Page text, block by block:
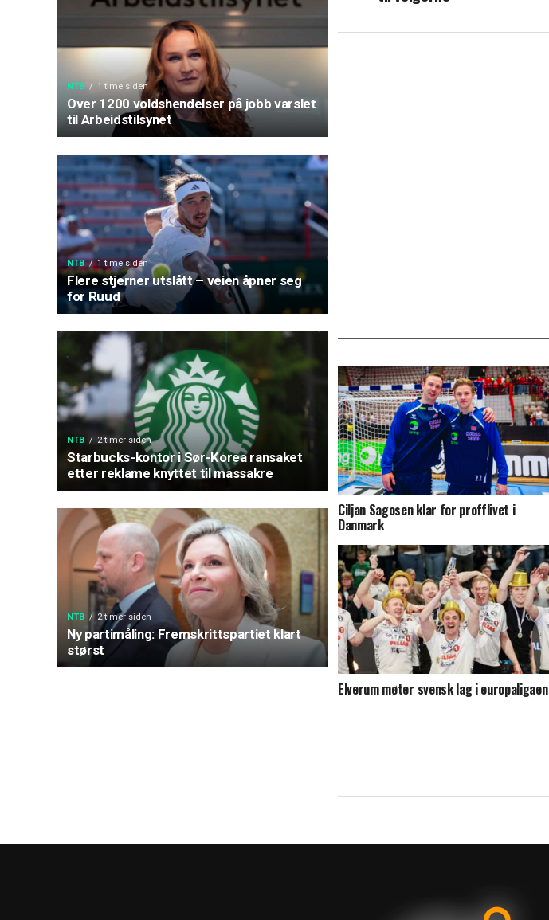
NTB 1 time siden
Over 1200 voldshendelser på jobb varslet
til Arbeidstilsynet
NTB 1 time siden
Flere stjerner utslått – veien åpner seg
for Ruud
NTB 2 timer siden
Starbucks-kontor i Sør-Korea ransaket
etter reklame knyttet til massakre
NTB 2 timer siden
Ny partimåling: Fremskrittspartiet klart
størst
Ciljan Sagosen klar for profflivet i
Danmark
Elverum møter svensk lag i europaligaen